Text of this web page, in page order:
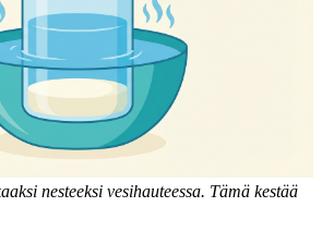
nesteeksi vesihauteessa. Tämä kestää